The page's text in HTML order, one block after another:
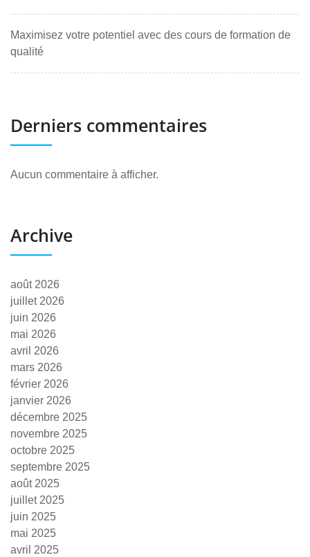
Maximisez votre potentiel avec des cours de formation de
qualité
Derniers commentaires
Aucun commentaire à afficher.
Archive
août 2026
juillet 2026
juin 2026
mai 2026
avril 2026
mars 2026
février 2026
janvier 2026
décembre 2025
novembre 2025
octobre 2025
septembre 2025
août 2025
juillet 2025
juin 2025
mai 2025
avril 2025